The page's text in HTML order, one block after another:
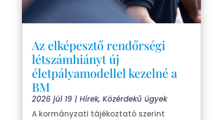
Az elképesztő rendőrségi
létszámhiányt új
életpályamodellel kezelné a
BM
2026 júl 19 | Hírek, Közérdekű ügyek
A kormányzati tájékoztató szerint